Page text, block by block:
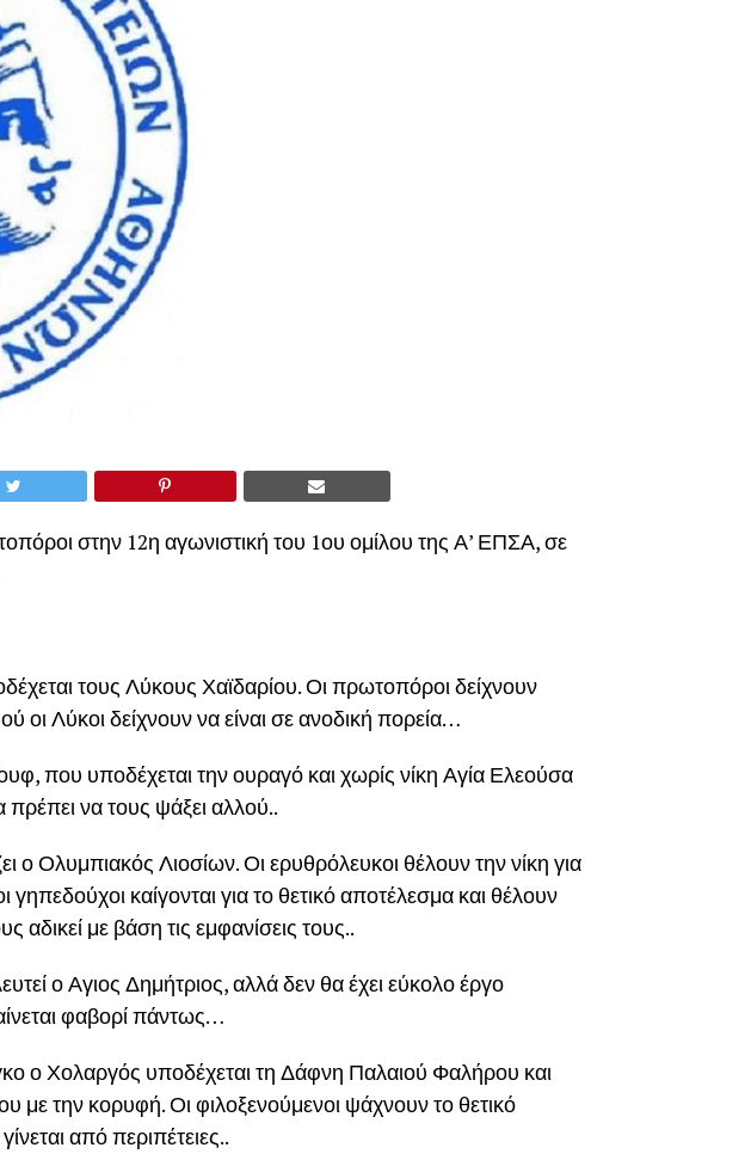
στην 12η αγωνιστική του 1ου ομίλου της Α’ ΕΠΣΑ, σε
τους Λύκους Χαϊδαρίου. Οι πρωτοπόροι δείχνουν
οι Λύκοι δείχνουν να είναι σε ανοδική πορεία…
που υποδέχεται την ουραγό και χωρίς νίκη Αγία Ελεούσα
να τους ψάξει αλλού..
ο Ολυμπιακός Λιοσίων. Οι ερυθρόλευκοι θέλουν την νίκη για
καίγονται για το θετικό αποτέλεσμα και θέλουν
αδικεί με βάση τις εμφανίσεις τους..
ο Αγιος Δημήτριος, αλλά δεν θα έχει εύκολο έργο
φαβορί πάντως…
ο Χολαργός υποδέχεται τη Δάφνη Παλαιού Φαλήρου και
με την κορυφή. Οι φιλοξενούμενοι ψάχνουν το θετικό
από περιπέτειες..